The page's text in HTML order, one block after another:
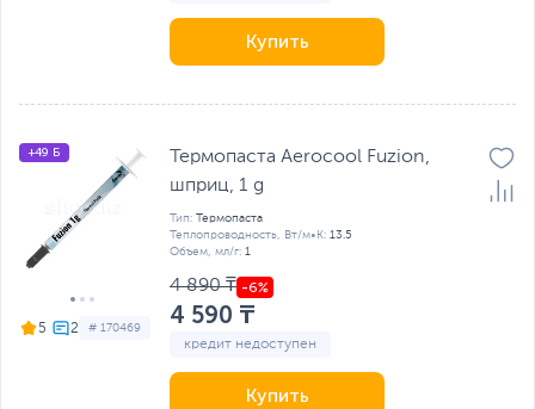
Купить
5 # 170469
+49 Б
Термопаста Aerocool Fuzion,
шприц, 1 g
Тип: Термопаста
Теплопроводность, Вт/м•К: 13.5
Объем, мл/г: 1
4 890 ₸
4 590 ₸
кредит недоступен
Купить